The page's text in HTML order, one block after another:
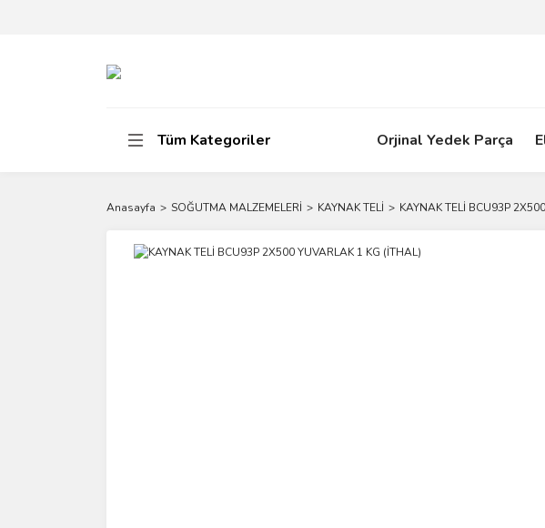
Tüm Kategoriler Orjinal Yedek Parça
Anasayfa SOĞUTMA MALZEMELERİ KAYNAK TELİ KAYNAK TELİ BCU93P